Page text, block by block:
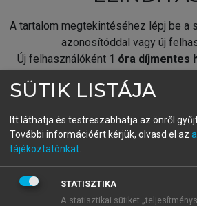
A tartalom megtekintéséhez lépj be a
azonosítóddal vagy új
Új felhasználóként 1 óra díjmentes
fiókoddal,vagy hozz
A regisztráció után apróbaidőszak
BELÉPÉS SAJÁT FIÓKKAL
SÜTIK LISTÁJA
Itt láthatja és testreszabhatja az önről
További információért kérjük, olvasd el az
tájékoztatónkat
STATISZTIKA
A statisztikai sütiket